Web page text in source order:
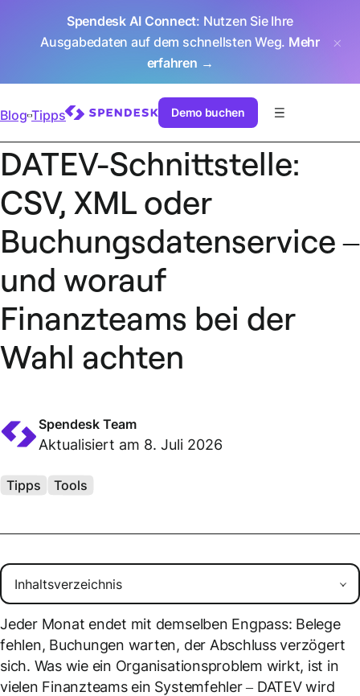
Spendesk AI Connect: Nutzen Sie Ihre
Ausgabedaten auf dem schnellsten Weg. Mehr
erfahren →
Demo buchen
Blog Tipps
DATEV-Schnittstelle:
CSV, XML oder
Buchungsdatenservice –
und worauf
Finanzteams bei der
Wahl achten
Spendesk Team
Aktualisiert am 8. Juli 2026
Tipps Tools
Jeder Monat endet mit demselben Engpass: Belege
fehlen, Buchungen warten, der Abschluss verzögert
sich. Was wie ein Organisationsproblem wirkt, ist in
vielen Finanzteams ein Systemfehler – DATEV wird